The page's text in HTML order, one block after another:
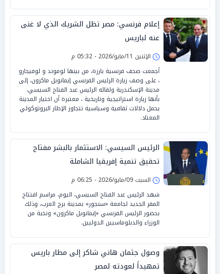
إعلام فرنسي: مصر تظل الشريك الذي لا غنى
عنه لباريس
الإثنين 11/مايو/2026 - 05:32 م
أجمعت صحف فرنسية بارزة، من بينها لوموند و لوفيجارو
، على وصف زيارة الرئيس الفرنسي إيمانويل ماكرون، إلى
مدينة الإسكندرية ولقائه الرئيس عبد الفتاح السيسي،
بأنها زيارة استراتيجية وتاريخية ، معتبرة أن اختيار المدينة
يحمل دلالات ثقافية وسياسية تتجاوز الإطار البروتوكولي
المعتاد.
الرئيس السيسي: الاستثمار بالبشر مفتاح
تحقيق تنمية إفريقيا الشاملة
السبت 09/مايو/2026 - 06:25 م
شهد الرئيس عبد الفتاح السيسي، اليوم، مراسم افتتاح
المقر الجديد لجامعة «سنجور» بمدينة برج العرب، وذلك
بحضور الرئيس الفرنسي «إيمانويل ماكرون» ونخبة من
الوزراء والدبلوماسيين الدوليين.
وصول جثمان هاني شاكر إلى مطار باريس
تمهيداً لعودته لمصر